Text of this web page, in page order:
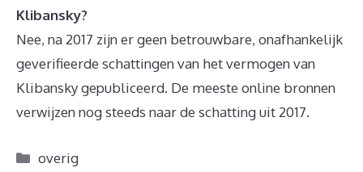
Klibansky?
Nee, na 2017 zijn er geen betrouwbare, onafhankelijk
geverifieerde schattingen van het vermogen van
Klibansky gepubliceerd. De meeste online bronnen
verwijzen nog steeds naar de schatting uit 2017.
Categorieën
overig